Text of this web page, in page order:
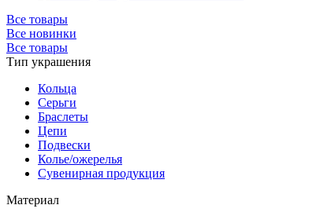
Все товары
Все новинки
Все товары
Тип украшения
Кольца
Серьги
Браслеты
Цепи
Подвески
Колье/ожерелья
Сувенирная продукция
Материал